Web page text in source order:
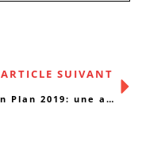
ARTICLE SUIVANT
Le Bon Plan 2019: une application mobile au service des précaires